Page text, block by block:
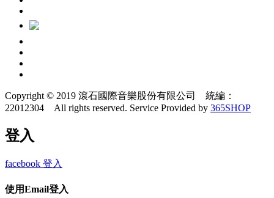
Copyright © 2019 滾石國際音樂股份有限公司 統編：
22012304 All rights reserved. Service Provided by 365SHOP
登入
facebook 登入
使用Email登入